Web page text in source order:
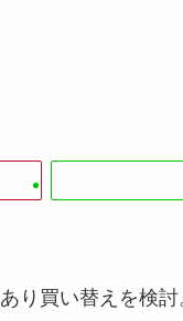
り買い替えを検討